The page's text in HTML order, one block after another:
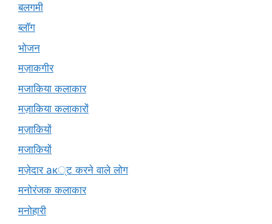
बलगमी
ब्लॉग
भोजन
मज़ाकगीर
मजाकिया कलाकार
मज़ाकिया कलाकारों
मज़ाकियों
मजाकियों
मज़ेदार ак्ट करने वाले लोग
मनोरंजक कलाकार
मनोहारी